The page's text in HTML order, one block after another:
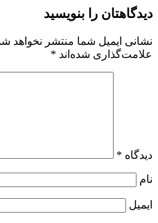
دیدگاهتان را بنویسید
نشانی ایمیل شما منتشر نخواهد
علامت‌گذاری شده‌اند *
دیدگاه *
نام
ایمیل